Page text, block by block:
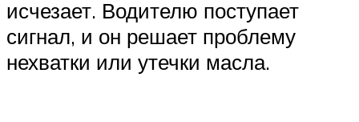
исчезает. Водителю поступает
сигнал, и он решает проблему
нехватки или утечки масла.